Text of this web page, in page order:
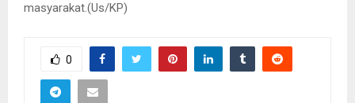
masyarakat.(Us/KP)
0